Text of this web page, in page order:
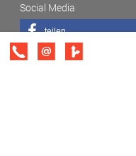
Social Media
teilen
tweet